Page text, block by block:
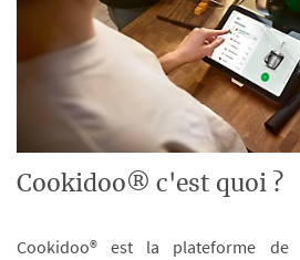
Cookidoo® c'est quoi ?
Cookidoo® est la plateforme de